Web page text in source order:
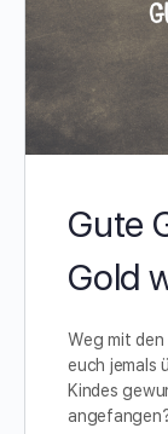
Gute
Gold
Weg mit
euch jemals
Kindes